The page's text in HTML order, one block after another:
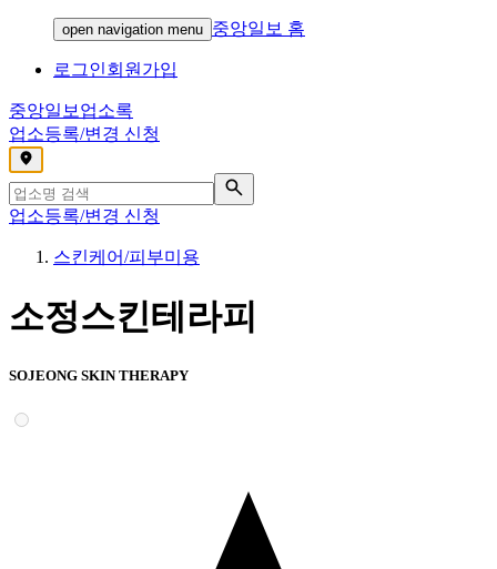
open navigation menu 중앙일보 홈
로그인회원가입
중앙일보 업소록
업소등록/변경 신청
,
업소등록/변경 신청
스킨케어/피부미용
소정스킨테라피
SOJEONG SKIN THERAPY